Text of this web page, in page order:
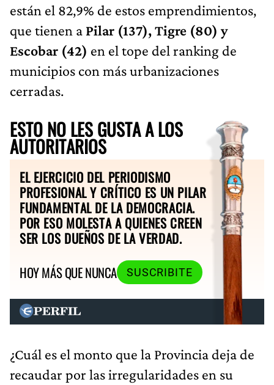
están el 82,9% de estos emprendimientos,
que tienen a Pilar (137), Tigre (80) y
Escobar (42) en el tope del ranking de
municipios con más urbanizaciones
cerradas.
ESTO NO LES GUSTA A LOS
AUTORITARIOS
EL EJERCICIO DEL PERIODISMO
PROFESIONAL Y CRÍTICO ES UN PILAR
FUNDAMENTAL DE LA DEMOCRACIA.
POR ESO MOLESTA A QUIENES CREEN
SER LOS DUEÑOS DE LA VERDAD.
HOY MÁS QUE NUNCA
SUSCRIBITE
¿Cuál es el monto que la Provincia deja de
recaudar por las irregularidades en su